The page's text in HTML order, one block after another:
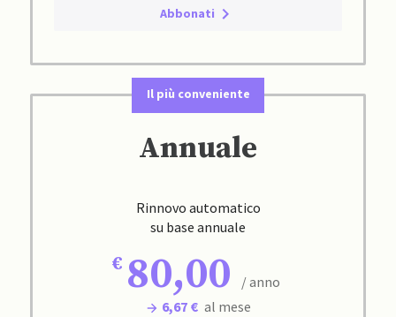
Abbonati
Il più conveniente
Annuale
Rinnovo automatico
su base annuale
80,00
/ anno
6,67 € al mese